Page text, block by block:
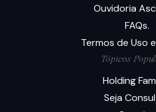
Ouvidoria
FAQs.
Termos de Uso
Tópicos
Holding
Seja